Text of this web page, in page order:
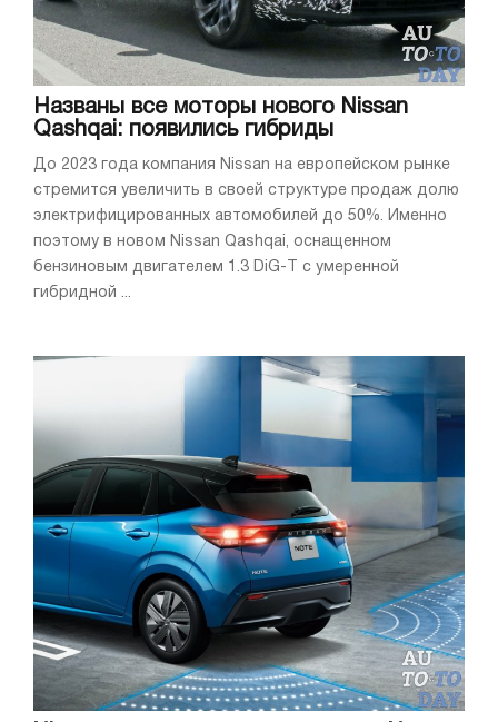
Названы все моторы нового Nissan
Qashqai: появились гибриды
До 2023 года компания Nissan на европейском рынке
стремится увеличить в своей структуре продаж долю
электрифицированных автомобилей до 50%. Именно
поэтому в новом Nissan Qashqai, оснащенном
бензиновым двигателем 1.3 DiG-T с умеренной
гибридной ...